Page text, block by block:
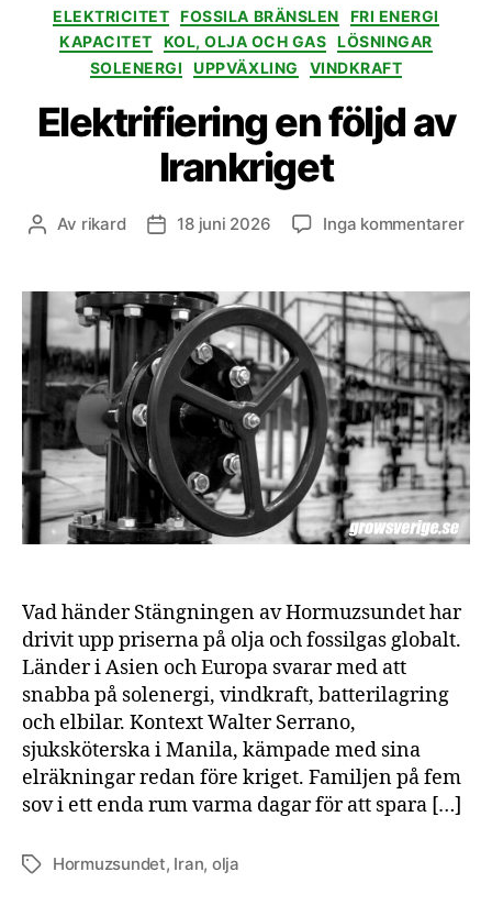
Kategorier
ELEKTRICITET FOSSILA BRÄNSLEN
FRI ENERGI
KAPACITET
KOL, OLJA OCH GAS
LÖSNINGAR
SOLENERGI
UPPVÄXLING VINDKRAFT
Elektrifiering en följd av
Irankriget
Inläggsförfattare
Av rikard Inläggsdatum
18 juni 2026 Inga kommentarertill
Vad händer Stängningen av Hormuzsundet har
drivit upp priserna på olja och fossilgas globalt.
Länder i Asien och Europa svarar med att
snabba på solenergi, vindkraft, batterilagring
och elbilar. Kontext Walter Serrano,
sjuksköterska i Manila, kämpade med sina
elräkningar redan före kriget. Familjen på fem
sov i ett enda rum varma dagar för att spara […]
EtiketterHormuzsundet, Iran, olja